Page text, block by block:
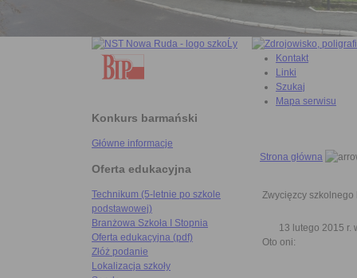
Konkurs barmański
Główne informacje
Oferta edukacyjna
Technikum (5-letnie po szkole
podstawowej)
Branżowa Szkoła I Stopnia
Oferta edukacyjna (pdf)
Złóż podanie
Lokalizacja szkoły
Kontakt
Linki
Szukaj
Mapa serwisu
Strona główna
Zwycięzcy
13 lutego 2015 r.
Oto oni: